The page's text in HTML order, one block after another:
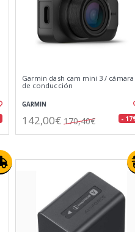
Garmin dash cam mini 3 / cámara
de conducción
GARMIN
142,00€ 170,40€ -